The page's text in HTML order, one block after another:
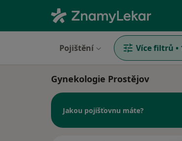
Pojištění Více filtrů •
Gynekologie Prostějov
Jakou pojišťovnu máte?